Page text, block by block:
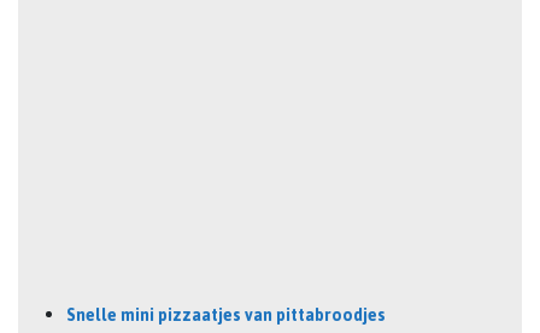
Snelle mini pizzaatjes van pittabroodjes